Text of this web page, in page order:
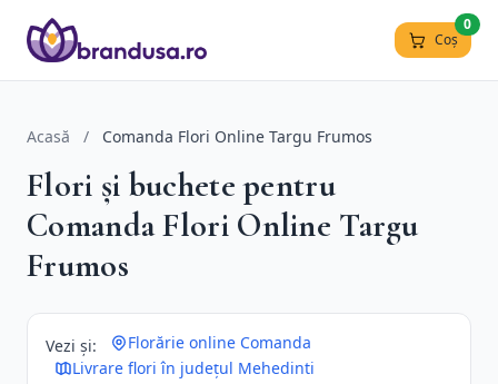
Coș
0
Acasă / Comanda Flori Online Targu Frumos
Flori și buchete pentru
Comanda Flori Online Targu
Frumos
Vezi și:
Florărie online Comanda
Livrare flori în județul Mehedinti